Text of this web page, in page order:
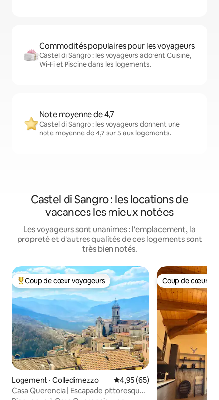
Commodités populaires pour les voyageurs
Castel di Sangro : les voyageurs adorent Cuisine,
Wi-Fi et Piscine dans les logements.
Note moyenne de 4,7
Castel di Sangro : les voyageurs donnent une
note moyenne de 4,7 sur 5 aux logements.
Castel di Sangro : les locations de
vacances les mieux notées
Les voyageurs sont unanimes : l'emplacement, la
propreté et d'autres qualités de ces logements sont
très bien notés.
Coup de cœur voyageurs parmi les plus aimés
Coup de cœur voyageurs
Logement · Colledimezzo Note moyenne de 4,95 sur 5,
4,95 (65)
Casa Querencia | Escapade pittoresque
Coup de cœur
Coup de cœur